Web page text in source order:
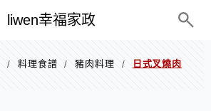
liwen幸福家政
/ 料理食譜 / 豬肉料理 / 日式叉燒肉